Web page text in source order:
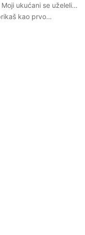
ukućani se uželeli…
kao prvo…